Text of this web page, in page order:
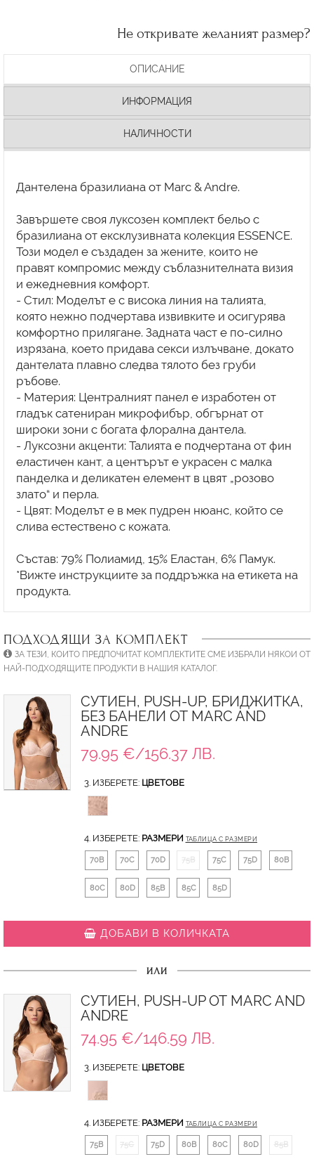
Не откривате желаният размер?
ОПИСАНИЕ
ИНФОРМАЦИЯ
НАЛИЧНОСТИ
Дантелена бразилиана от Marc & Andre.
Завършете своя луксозен комплект бельо с
бразилиана от ексклузивната колекция ESSENCE.
Този модел е създаден за жените, които не
правят компромис между съблазнителната визия
и ежедневния комфорт.
- Стил: Моделът е с висока линия на талията,
която нежно подчертава извивките и осигурява
комфортно прилягане. Задната част е по-силно
изрязана, което придава секси излъчване, докато
дантелата плавно следва тялото без груби
ръбове.
- Материя: Централният панел е изработен от
гладък сатениран микрофибър, обгърнат от
широки зони с богата флорална дантела.
- Луксозни акценти: Талията е подчертана от фин
еластичен кант, а центърът е украсен с малка
панделка и деликатен елемент в цвят „розово
злато“ и перла.
- Цвят: Моделът е в мек пудрен нюанс, който се
слива естествено с кожата.
Състав: 79% Полиамид, 15% Еластан, 6% Памук.
*Вижте инструкциите за поддръжка на етикета на
ПОДХОДЯЩИ ЗА КОМПЛЕКТ
ЗА ТЕЗИ, КОИТО ПРЕДПОЧИТАТ КОМПЛЕКТИТЕ СМЕ ИЗБРАЛИ НЯКОИ ОТ
НАЙ-ПОДХОДЯЩИТЕ ПРОДУКТИ В НАШИЯ КАТАЛОГ.
СУТИЕН, PUSH-UP, БРИДЖИТКА,
БЕЗ БАНЕЛИ ОТ MARC AND
ANDRE
79.95 €/156.37 ЛВ.
3. ИЗБЕРЕТЕ: ЦВЕТОВЕ
4. ИЗБЕРЕТЕ: РАЗМЕРИ ТАБЛИЦА С РАЗМЕРИ
70B 70C 70D 75B 75C 75D 80B
80C 80D 85B 85C 85D
ДОБАВИ В КОЛИЧКАТА
ИЛИ
СУТИЕН, PUSH-UP ОТ MARC AND
ANDRE
74.95 €/146.59 ЛВ.
3. ИЗБЕРЕТЕ: ЦВЕТОВЕ
4. ИЗБЕРЕТЕ: РАЗМЕРИ ТАБЛИЦА С РАЗМЕРИ
75B 75C 75D 80B 80C 80D 85B